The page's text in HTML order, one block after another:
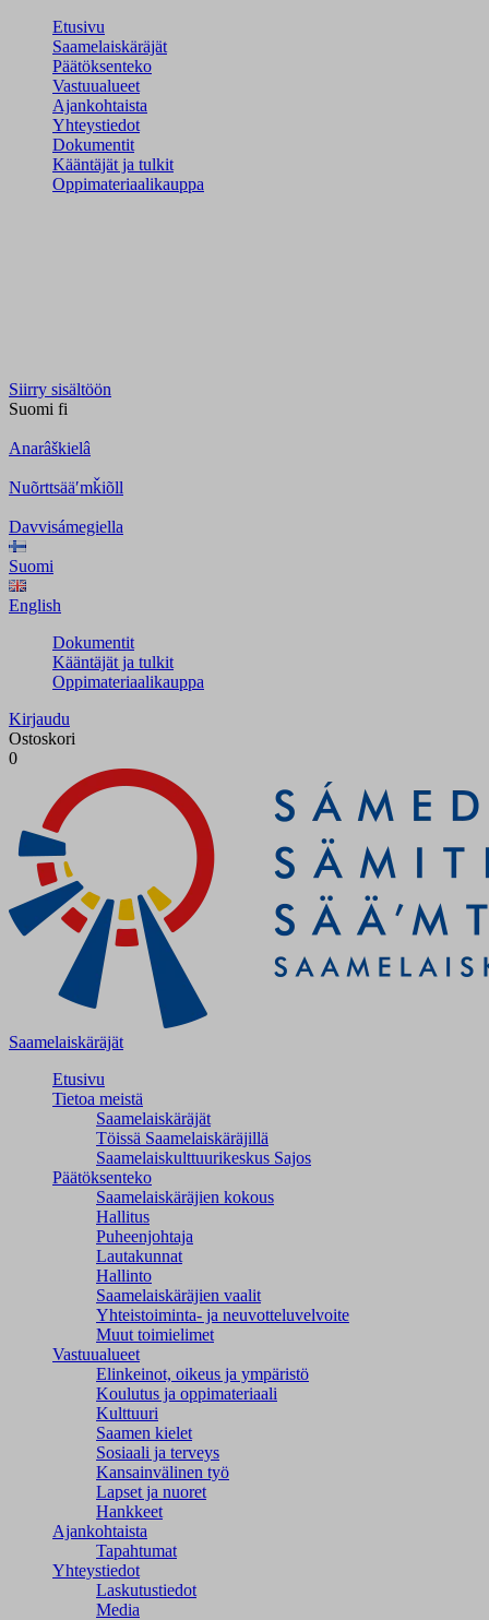
Etusivu
Saamelaiskäräjät
Päätöksenteko
Vastuualueet
Ajankohtaista
Yhteystiedot
Dokumentit
Kääntäjät ja tulkit
Oppimateriaalikauppa
Siirry sisältöön
Suomi fi
Anarâškielâ
Nuõrttsääʹmǩiõll
Davvisámegiella
Suomi
English
Dokumentit
Kääntäjät ja tulkit
Oppimateriaalikauppa
Kirjaudu
Ostoskori
0
Saamelaiskäräjät
Etusivu
Tietoa meistä
Saamelaiskäräjät
Töissä Saamelaiskäräjillä
Saamelaiskulttuuri­keskus Sajos
Päätöksenteko
Saamelaiskäräjien kokous
Hallitus
Puheenjohtaja
Lautakunnat
Hallinto
Saamelaiskäräjien vaalit
Yhteistoiminta- ja neuvotteluvelvoite
Muut toimielimet
Vastuualueet
Elinkeinot, oikeus ja ympäristö
Koulutus ja oppimateriaali
Kulttuuri
Saamen kielet
Sosiaali ja terveys
Kansainvälinen työ
Lapset ja nuoret
Hankkeet
Ajankohtaista
Tapahtumat
Yhteystiedot
Laskutustiedot
Media